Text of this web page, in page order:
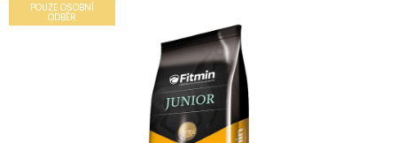
POUZE OSOBNÍ
ODBĚR